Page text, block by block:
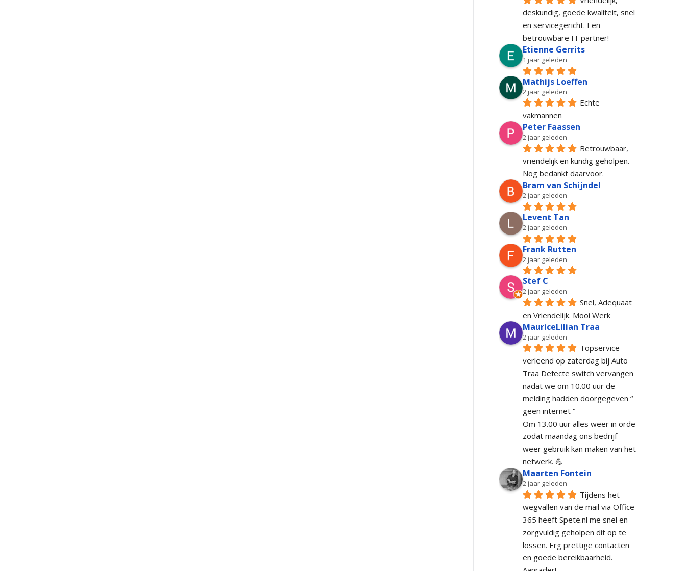
deskundig, goede kwaliteit, snel
en servicegericht. Een
betrouwbare IT partner!
Etienne Gerrits
1 jaar geleden
Mathijs Loeffen
2 jaar geleden
Echte
vakmannen
Peter Faassen
2 jaar geleden
Betrouwbaar,
vriendelijk en kundig geholpen.
Nog bedankt daarvoor.
Bram van Schijndel
2 jaar geleden
Levent Tan
2 jaar geleden
Frank Rutten
2 jaar geleden
Stef C
2 jaar geleden
Snel, Adequaat
en Vriendelijk. Mooi Werk
MauriceLilian Traa
2 jaar geleden
Topservice
verleend op zaterdag bij Auto
Traa Defecte switch vervangen
nadat we om 10.00 uur de
melding hadden doorgegeven “
geen internet “
Om 13.00 uur alles weer in orde
zodat maandag ons bedrijf
weer gebruik kan maken van het
netwerk. 💪
Maarten Fontein
2 jaar geleden
Tijdens het
wegvallen van de mail via Office
365 heeft Spete.nl me snel en
zorgvuldig geholpen dit op te
lossen. Erg prettige contacten
en goede bereikbaarheid.